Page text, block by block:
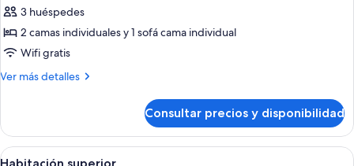
las
fotos
de
Habitación
3 huéspedes
2 camas individuales y 1 sofá cama individual
Wifi gratis
Ver más detalles
Más
familiar
Consultar precios y disponibilidad
Abrir
Habitación de hotel con una cama
4